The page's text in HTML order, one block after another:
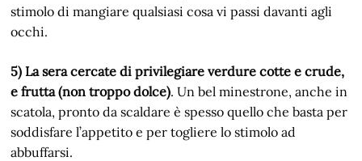
stimolo di mangiare qualsiasi cosa vi passi davanti agli
occhi.
5) La sera cercate di privilegiare verdure cotte e crude,
e frutta (non troppo dolce). Un bel minestrone, anche in
scatola, pronto da scaldare è spesso quello che basta per
soddisfare l’appetito e per togliere lo stimolo ad
abbuffarsi.